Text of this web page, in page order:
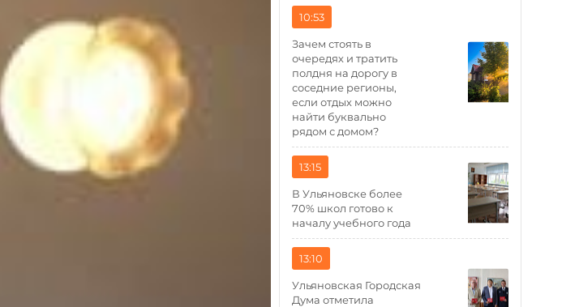
10:53
Зачем стоять в
очередях и тратить
полдня на дорогу в
соседние регионы,
если отдых можно
найти буквально
рядом с домом?
13:15
В Ульяновске более
70% школ готово к
началу учебного года
13:10
Ульяновская Городская
Дума отметила